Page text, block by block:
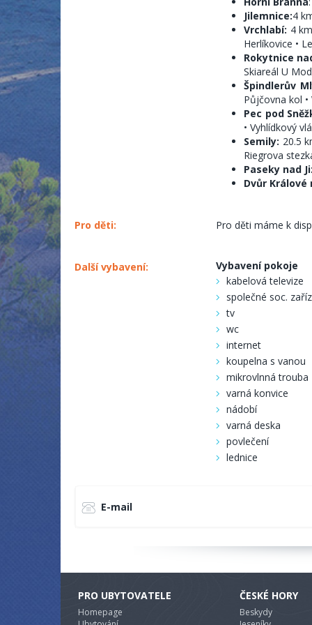
Jilemnice:4
Vrchlabí: 4
Herlíkovice •
Rokytnice
Skiareál U
Špindlerův
Půjčovna kol •
Pec pod
• Vyhlídkový
Semily: 20.5
Riegrova
Paseky nad
Dvůr Králové
Pro děti: Pro děti máme k
Další vybavení:
Vybavení pokoje
kabelová televize
společné soc.
tv
wc
internet
koupelna s vanou
mikrovlnná trouba
varná konvice
nádobí
varná deska
povlečení
lednice
E-mail
PRO UBYTOVATELE
Homepage
ČESKÉ HORY
Beskydy